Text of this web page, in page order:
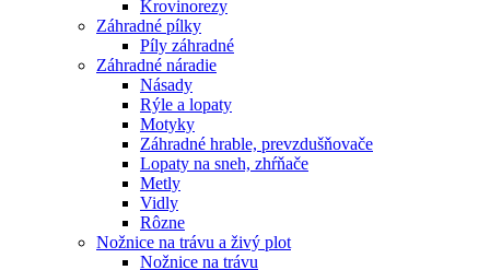
Krovinorezy
Záhradné pílky
Píly záhradné
Záhradné náradie
Násady
Rýle a lopaty
Motyky
Záhradné hrable, prevzdušňovače
Lopaty na sneh, zhŕňače
Metly
Vidly
Rôzne
Nožnice na trávu a živý plot
Nožnice na trávu